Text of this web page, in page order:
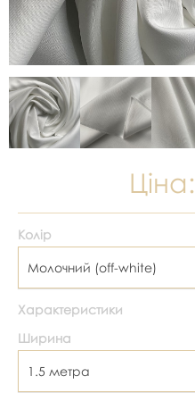
Ціна:
Колір
Молочний (off-white)
Характеристики
Ширина
1.5 метра